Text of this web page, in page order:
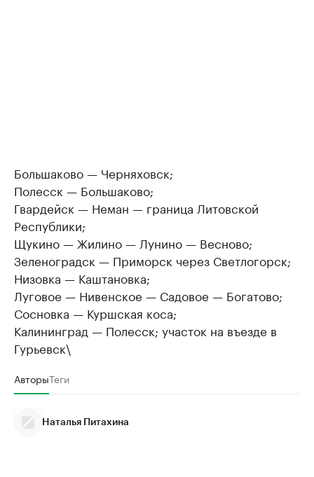
Большаково — Черняховск;
Полесск — Большаково;
Гвардейск — Неман — граница Литовской
Республики;
Щукино — Жилино — Лунино — Весново;
Зеленоградск — Приморск через Светлогорск;
Низовка — Каштановка;
Луговое — Нивенское — Садовое — Богатово;
Сосновка — Куршская коса;
Калининград — Полесск; участок на въезде в
Гурьевск\
АвторыТеги
Наталья Питахина